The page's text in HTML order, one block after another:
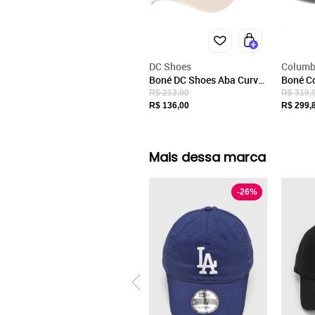
DC Shoes
Boné DC Shoes Aba Curva
Sideline Strapback SM25
Caqui
R$ 213,00
R$ 136,00
Boné
PFG
Branco
R$
R$
Mais dessa marca
-26%